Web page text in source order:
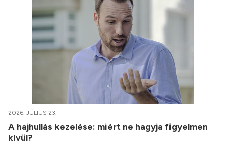
2026. JÚLIUS 23.
A hajhullás kezelése: miért ne hagyja figyelmen
kívül?